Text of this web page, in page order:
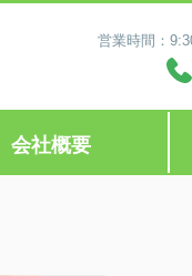
営業時間：
会社概要